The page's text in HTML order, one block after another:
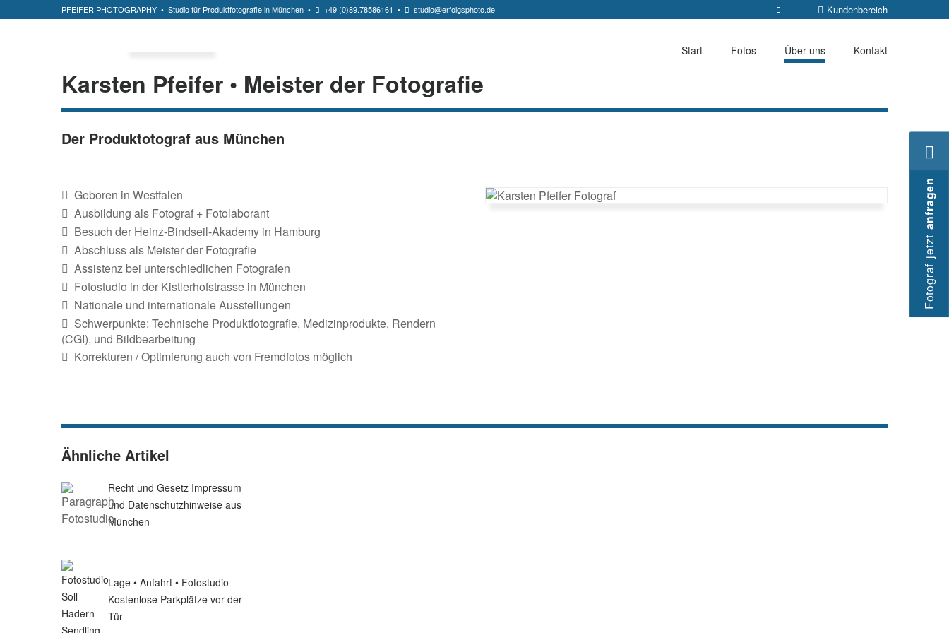
PFEIFER PHOTOGRAPHY • Studio für Produktfotografie in München • +49 (0)89.78586161 • studio@erfolgsphoto.de Kundenbereich
Start Fotos Über uns Kontakt
Karsten Pfeifer • Meister der Fotografie
Der Produktotograf aus München
Geboren in Westfalen
Ausbildung als Fotograf + Fotolaborant
Besuch der Heinz-Bindseil-Akademy in Hamburg
Abschluss als Meister der Fotografie
Assistenz bei unterschiedlichen Fotografen
Fotostudio in der Kistlerhofstrasse in München
Nationale und internationale Ausstellungen
Schwerpunkte: Technische Produktfotografie, Medizinprodukte, Rendern
(CGI), und Bildbearbeitung
Korrekturen / Optimierung auch von Fremdfotos möglich
Ähnliche Artikel
Recht und Gesetz Impressum
und Datenschutzhinweise aus
München
Lage • Anfahrt • Fotostudio
Kostenlose Parkplätze vor der
Tür
Fotograf jetzt
anfragen